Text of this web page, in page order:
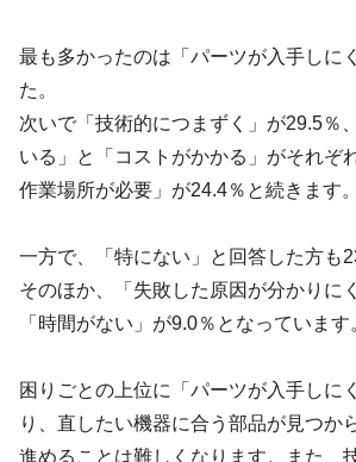
最も多かったのは「パーツが入手しに
た。
次いで「技術的につまずく」が29.5％
いる」と「コストがかかる」がそれぞ
作業場所が必要」が24.4％と続きます。
一方で、「特にない」と回答した方も
そのほか、「失敗した原因が分かりに
「時間がない」が9.0％となっています
困りごとの上位に「パーツが入手しに
り、直したい機器に合う部品が見つか
進めることは難しくなります。また、